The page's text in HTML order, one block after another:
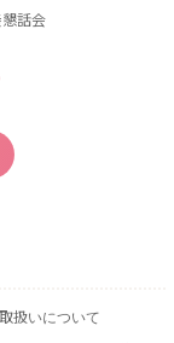
話会
扱いについて